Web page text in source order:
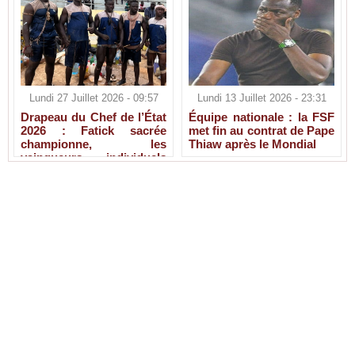
Lundi 27 Juillet 2026 - 09:57
Drapeau du Chef de l’État
2026 : Fatick sacrée
championne, les
vainqueurs individuels
Lundi 13 Juillet 2026 - 23:31
Équipe nationale : la FSF
met fin au contrat de Pape
Thiaw après le Mondial